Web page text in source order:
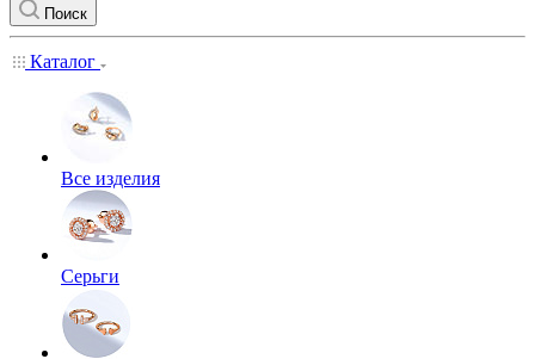
Поиск
Каталог
Все изделия
Серьги